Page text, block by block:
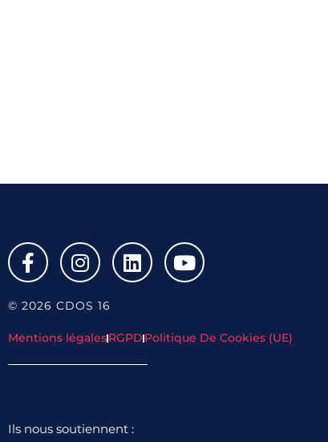
© 2026 CDOS 16
Mentions légalesRGPD Politique De Cookies (UE)
Ils nous soutiennent :